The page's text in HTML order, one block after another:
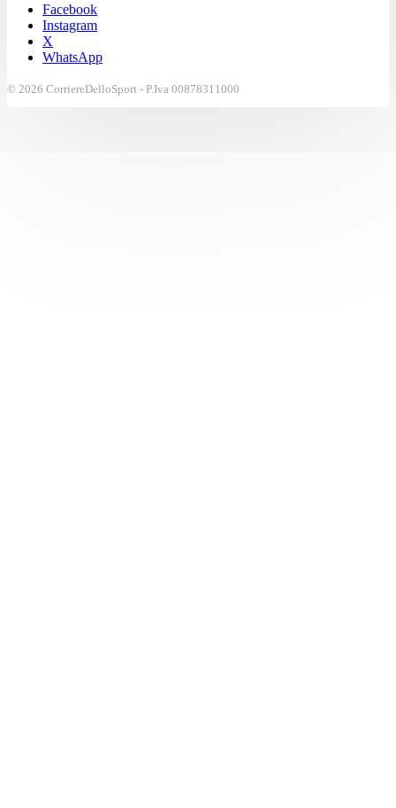
Facebook
Instagram
X
WhatsApp
© 2026 CorriereDelloSport - P.Iva 00878311000